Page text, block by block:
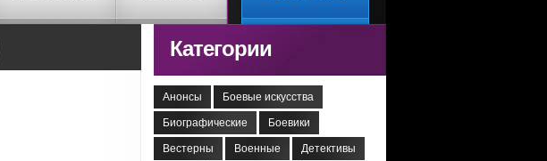
Категории
Анонсы Боевые искусства
Биографические Боевики
Вестерны Военные Детективы